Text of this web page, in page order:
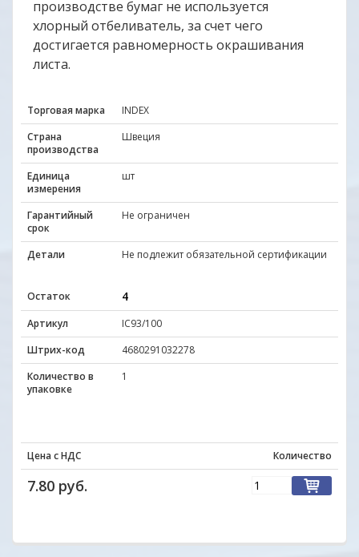
производстве бумаг не используется
хлорный отбеливатель, за счет чего
достигается равномерность окрашивания
листа.
Торговая марка
INDEX
Страна
производства
Швеция
Единица
измерения
шт
Гарантийный
срок
Не ограничен
Детали Не подлежит обязательной сертификации
Остаток 4
Артикул
IC93/100
Штрих-код
4680291032278
Количество в
упаковке
1
Цена с НДС Количество
7.80 руб.